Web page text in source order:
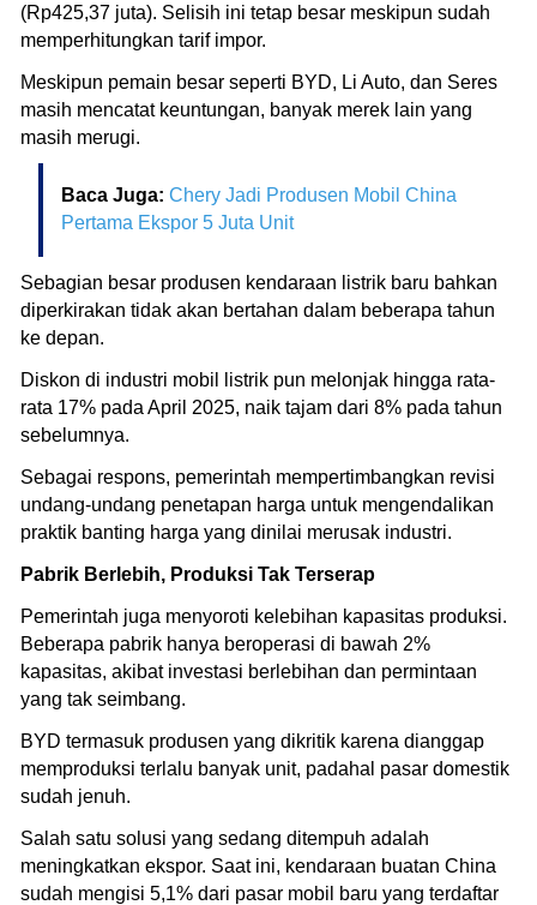
(Rp425,37 juta). Selisih ini tetap besar meskipun sudah
memperhitungkan tarif impor.
Meskipun pemain besar seperti BYD, Li Auto, dan Seres
masih mencatat keuntungan, banyak merek lain yang
masih merugi.
Baca Juga: Chery Jadi Produsen Mobil China
Pertama Ekspor 5 Juta Unit
Sebagian besar produsen kendaraan listrik baru bahkan
diperkirakan tidak akan bertahan dalam beberapa tahun
ke depan.
Diskon di industri mobil listrik pun melonjak hingga rata-
rata 17% pada April 2025, naik tajam dari 8% pada tahun
sebelumnya.
Sebagai respons, pemerintah mempertimbangkan revisi
undang-undang penetapan harga untuk mengendalikan
praktik banting harga yang dinilai merusak industri.
Pabrik Berlebih, Produksi Tak Terserap
Pemerintah juga menyoroti kelebihan kapasitas produksi.
Beberapa pabrik hanya beroperasi di bawah 2%
kapasitas, akibat investasi berlebihan dan permintaan
yang tak seimbang.
BYD termasuk produsen yang dikritik karena dianggap
memproduksi terlalu banyak unit, padahal pasar domestik
sudah jenuh.
Salah satu solusi yang sedang ditempuh adalah
meningkatkan ekspor. Saat ini, kendaraan buatan China
sudah mengisi 5,1% dari pasar mobil baru yang terdaftar